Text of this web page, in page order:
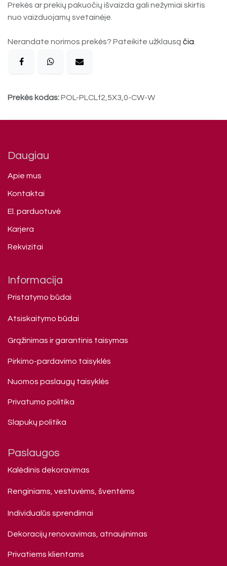
Prekės ar prekių pakuočių išvaizda gali nežymiai skirtis
nuo vaizduojamų svetainėje.
Nerandate norimos prekės? Pateikite užklausą čia
Prekės kodas:POL-PLCLf2,5X3,0-CW-W
Daugiau
Apie mus
Kontaktai
El. parduotuvė
Karjera
Rekvizitai
Informacija
Pristatymo būdai
Atsiskaitymo būdai
Grąžinimas ir garantinis taisymas
Pirkimo-pardavimo taisyklės
Nuomos paslaugų taisyklės
Privatumo politika
Slapukų politika
Paslaugos
Kalėdinis dekoravimas
Renginiams, vestuvėms, šventėms
Individualūs sprendimai
Dekoracijų renovavimas, atnaujinimas
Privatiems klienta​ms